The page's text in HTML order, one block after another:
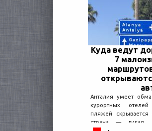
Куда ведут
7
Анталия умеет
курортных
пляжей скрывается
страна — дикая,